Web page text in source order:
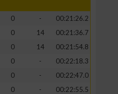
0 -
00:21:26.2
0 14
00:21:36.7
0 14
00:21:54.8
0 -
00:22:18.3
0 -
00:22:47.0
0 - 00:22:55.5